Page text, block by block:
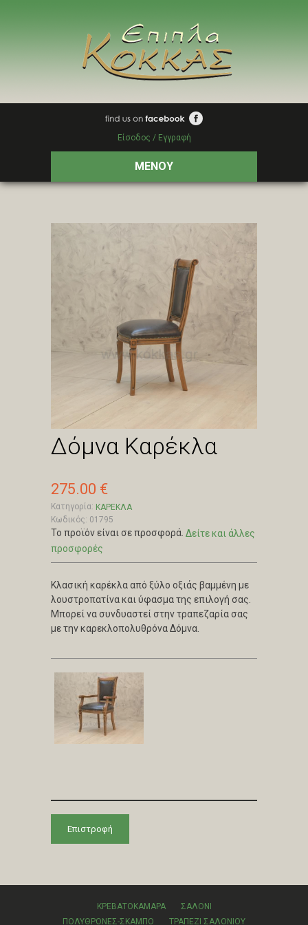
Είσοδος / Εγγραφή
ΜΕΝΟΥ
Δόμνα Καρέκλα
275.00 €
Κατηγορία: ΚΑΡΕΚΛΑ
Κωδικός: 01795
Το προϊόν είναι σε προσφορά. Δείτε και άλλες
προσφορές
Κλασική καρέκλα από ξύλο οξιάς βαμμένη με
λουστροπατίνα και ύφασμα της επιλογή σας.
Μπορεί να συνδυαστεί στην τραπεζαρία σας
με την καρεκλοπολυθρόνα Δόμνα.
Επιστροφή
ΚΡΕΒΑΤΟΚΑΜΑΡΑ
ΣΑΛΟΝΙ
ΠΟΛΥΘΡΟΝΕΣ-ΣΚΑΜΠΟ
ΤΡΑΠΕΖΙ ΣΑΛΟΝΙΟΥ